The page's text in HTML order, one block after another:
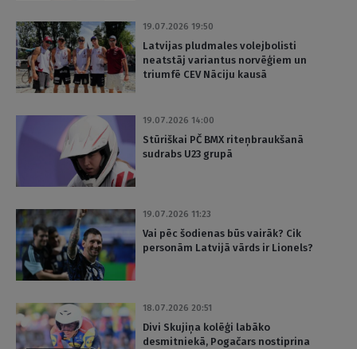
19.07.2026 19:50
Latvijas pludmales volejbolisti
neatstāj variantus norvēģiem un
triumfē CEV Nāciju kausā
19.07.2026 14:00
Stūriškai PČ BMX riteņbraukšanā
sudrabs U23 grupā
19.07.2026 11:23
Vai pēc šodienas būs vairāk? Cik
personām Latvijā vārds ir Lionels?
18.07.2026 20:51
Divi Skujiņa kolēģi labāko
desmitniekā, Pogačars nostiprina